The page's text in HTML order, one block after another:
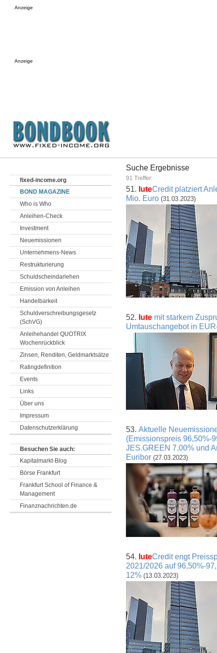
Anzeige
Anzeige
Suche Ergebnisse
91 Treffer:
51. IuteCredit platziert
Mio. Euro (31.03.2023)
52. Iute mit starkem
Umtauschangebot in
53. Aktuelle
(Emissionspreis 96,50%-
JES.GREEN 7,00% und
Euribor (27.03.2023)
54. IuteCredit engt
2021/2026 auf 96,50%-
12% (13.03.2023)
fixed-income.org
BOND MAGAZINE
Who is Who
Anleihen-Check
Investment
Neuemissionen
Unternehmens-News
Restrukturierung
Schuldscheindarlehen
Emission von Anleihen
Handelbarkeit
Schuldverschreibungsgesetz
(SchVG)
Anleihehandel QUOTRIX
Wochenrückblick
Zinsen, Renditen, Geldmarktsätze
Ratingdefinition
Events
Links
Über uns
Impressum
Datenschutzerklärung
Besuchen Sie auch:
Kapitalmarkt-Blog
Börse Frankfurt
Frankfurt School of Finance &
Management
Finanznachrichten.de